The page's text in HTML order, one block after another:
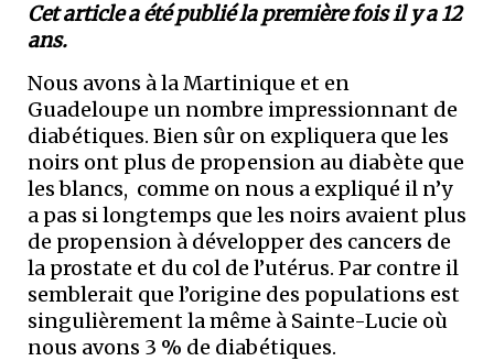
Cet article a été publié la première fois il y a 12
ans.
Nous avons à la Martinique et en
Guadeloupe un nombre impressionnant de
diabétiques. Bien sûr on expliquera que les
noirs ont plus de propension au diabète que
les blancs, comme on nous a expliqué il n’y
a pas si longtemps que les noirs avaient plus
de propension à développer des cancers de
la prostate et du col de l’utérus. Par contre il
semblerait que l’origine des populations est
singulièrement la même à Sainte-Lucie où
nous avons 3 % de diabétiques.